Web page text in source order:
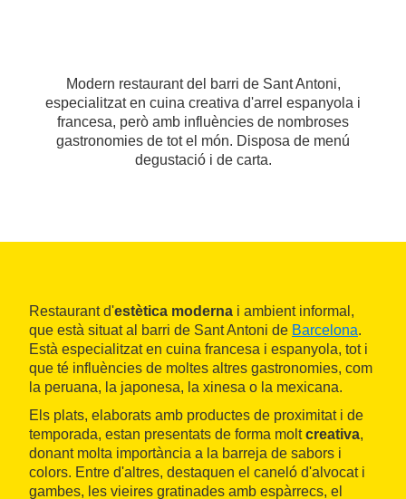
Modern restaurant del barri de Sant Antoni,
especialitzat en cuina creativa d'arrel espanyola i
francesa, però amb influències de nombroses
gastronomies de tot el món. Disposa de menú
degustació i de carta.
Restaurant d'estètica moderna i ambient informal,
que està situat al barri de Sant Antoni de Barcelona.
Està especialitzat en cuina francesa i espanyola, tot i
que té influències de moltes altres gastronomies, com
la peruana, la japonesa, la xinesa o la mexicana.
Els plats, elaborats amb productes de proximitat i de
temporada, estan presentats de forma moltcreativa,
donant molta importància a la barreja de sabors i
colors. Entre d'altres, destaquen el caneló d'alvocat i
gambes, les vieires gratinades amb espàrrecs, el